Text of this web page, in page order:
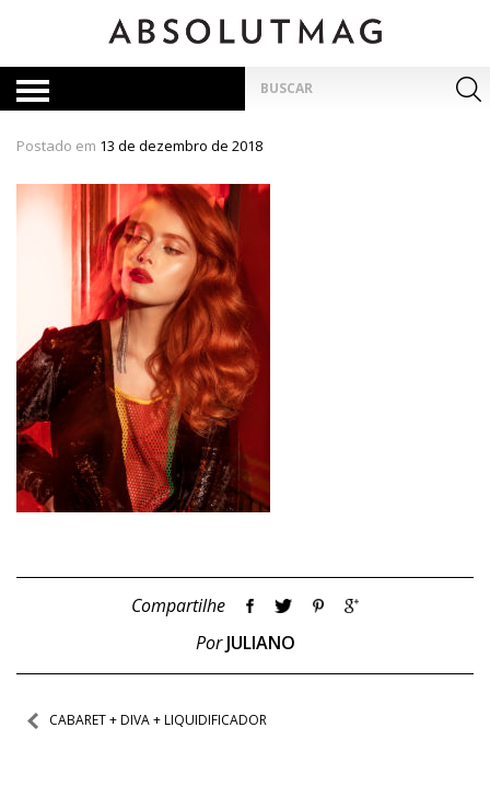
por:
Postado em 13 de dezembro de 2018
Compartilhe
PorJULIANO
Navegação
CABARET + DIVA + LIQUIDIFICADOR